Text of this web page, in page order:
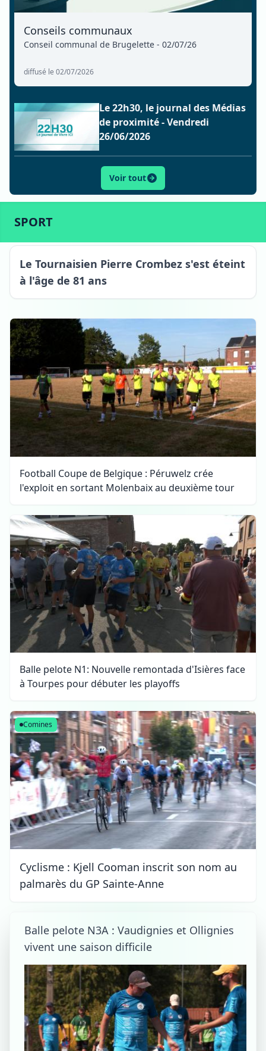
Conseils communaux
Conseil communal de Brugelette - 02/07/26
diffusé le 02/07/2026
Le 22h30, le journal des Médias
de proximité - Vendredi
26/06/2026
Voir tout
SPORT
Tournai
Le Tournaisien Pierre Crombez s'est éteint
à l'âge de 81 ans
Football Coupe de Belgique : Péruwelz crée
l'exploit en sortant Molenbaix au deuxième tour
Balle pelote N1: Nouvelle remontada d'Isières face
à Tourpes pour débuter les playoffs
Comines
Cyclisme : Kjell Cooman inscrit son nom au
palmarès du GP Sainte-Anne
Balle pelote N3A : Vaudignies et Ollignies
vivent une saison difficile